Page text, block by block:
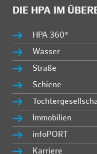
DIE HPA IM
HPA 360°
Wasser
Straße
Schiene
Immobilien
infoPORT
Karriere